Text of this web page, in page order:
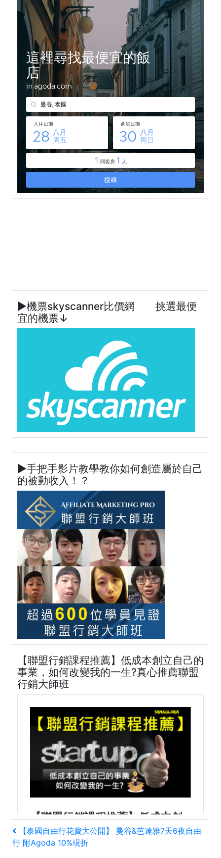
►機票skyscanner比價網 挑選最便
宜的機票↓
►手把手影片教學教你如何創造屬於自己
的被動收入！？
【聯盟行銷課程推薦】低成本創立自己的
事業，如何改變我的一生?真心推薦聯盟
行銷大師班
文
章
上
一
【泰國自由行花費大公開】 曼谷&芭達雅7天6夜自由
行 附Agoda 10%現折